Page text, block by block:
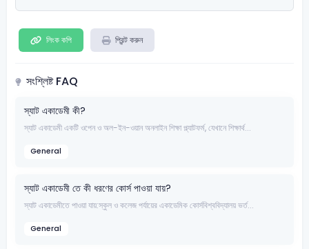
লিংক কপি প্রিন্ট করুন
সংশ্লিষ্ট FAQ
স্যাট একাডেমী কী?
স্যাট একাডেমী একটি ওপেন ও অল-ইন-ওয়ান অনলাইন শিক্ষা প্ল্যাটফর্ম, যেখানে শিক্ষার্থ...
General
স্যাট একাডেমী তে কী ধরণের কোর্স পাওয়া যায়?
স্যাট একাডেমীতে পাওয়া যায়:স্কুল ও কলেজ পর্যায়ের একাডেমিক কোর্সবিশ্ববিদ্যালয় ভর্ত...
General